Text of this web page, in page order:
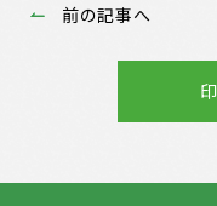
前の記事へ